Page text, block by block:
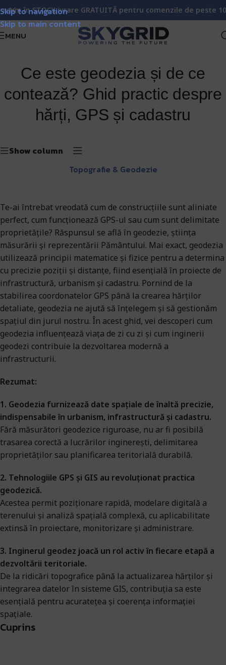
Skip to navigation
Skip to main content
Livrare GRATUITĂ pentru comenzile de peste 1000 lei!
MENU
Ce este geodezia și de ce
contează? Ghid practic despre
hărți, GPS și cadastru
Show column
Topografie & Geodezie
Te-ai întrebat vreodată cum de construcțiile sunt aliniate
perfect, cum funcționează GPS-ul sau cum sunt delimitate
proprietățile? Răspunsul se află în geodezie, știința
măsurării și reprezentării Pământului. Mai exact, geodezia
utilizează principii matematice și fizice pentru a determina
cu precizie poziții și distanțe, fiind esențială în proiecte de
infrastructură, urbanism și cadastru. Pornind de la
stabilirea coordonatelor GPS până la crearea hărților
detaliate, geodezia ne ajută să înțelegem și să gestionăm
spațiul din jurul nostru. În acest ghid, vei descoperi cum
geodezia influențează viața de zi cu zi și cum inginerii
geodezi contribuie la dezvoltarea modernă a
infrastructurii.
Rezumat:
1. Geodezia furnizează date spațiale de înaltă precizie,
indispensabile în urbanism, infrastructură și cadastru.
Fără măsurători geodezice riguroase, nu ar fi posibilă
trasarea corectă a lucrărilor inginerești, delimitarea
proprietăților sau planificarea teritorială durabilă.
2. Tehnologiile GPS și GIS au revoluționat practica
geodezică.
Acestea permit poziționare rapidă, modelare digitală a
terenului și analiză spațială complexă, cu aplicabilitate
extinsă în proiectare, monitorizare și administrare.
3. Inginerul geodez joacă un rol activ în fiecare etapă a
dezvoltării teritoriale.
De la ridicări topografice până la actualizarea hărților și
integrarea datelor în sisteme GIS, contribuția sa este
esențială pentru acuratețea și coerența informației
spațiale.
Cuprins